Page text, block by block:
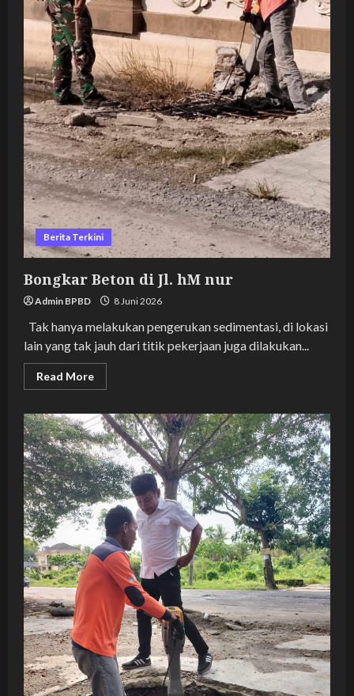
Berita Terkini
Bongkar Beton di Jl. hM nur
Admin BPBD 8 Juni 2026
Tak hanya melakukan pengerukan sedimentasi, di lokasi
lain yang tak jauh dari titik pekerjaan juga dilakukan...
Read MoreRead
more
Beton
di
Jl.
hM
nur